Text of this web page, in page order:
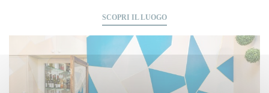
SCOPRI IL LUOGO